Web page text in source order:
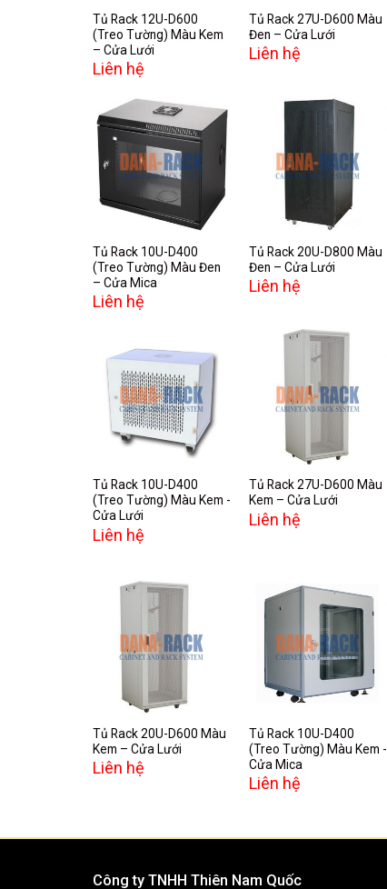
Tủ Rack 12U-D600
(Treo Tường) Màu Kem
– Cửa Lưới
Liên hệ
Tủ Rack 27U-D600 Màu
Đen – Cửa Lưới
Liên hệ
Add to
Tủ Rack 10U-D400
(Treo Tường) Màu Đen
– Cửa Mica
Liên hệ
Add to
Tủ Rack 20U-D800 Màu
Đen – Cửa Lưới
Liên hệ
Add to
wishlist
Tủ Rack 10U-D400
(Treo Tường) Màu Kem -
Cửa Lưới
Liên hệ
Add to
Tủ Rack 27U-D600 Màu
Kem – Cửa Lưới
Liên hệ
Add to
Tủ Rack 20U-D600 Màu
Kem – Cửa Lưới
Liên hệ
Add to
wishlist
Tủ Rack 10U-D400
(Treo Tường) Màu Kem -
Cửa Mica
Liên hệ
Công ty TNHH Thiên Nam Quốc